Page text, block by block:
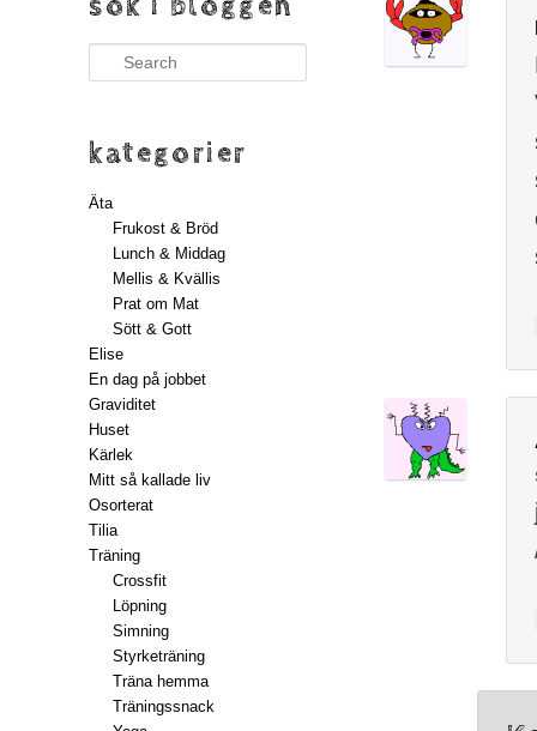
Search
kategorier
Äta
Frukost & Bröd
Lunch & Middag
Mellis & Kvällis
Prat om Mat
Sött & Gott
Elise
En dag på jobbet
Graviditet
Huset
Kärlek
Mitt så kallade liv
Osorterat
Tilia
Träning
Crossfit
Löpning
Simning
Styrketräning
Träna hemma
Träningssnack